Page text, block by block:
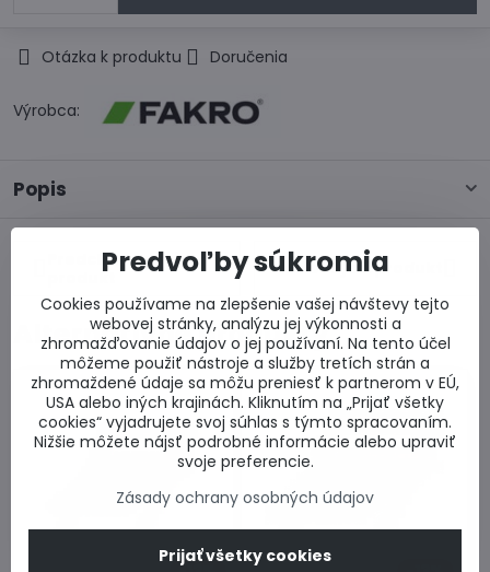
Otázka k produktu Doručenia
Výrobca:
Popis
Predchádzajúci
produkt
Nasledujúci produkt
Alternatívne produkty
Predvoľby súkromia
Cookies používame na zlepšenie vašej návštevy tejto
webovej stránky, analýzu jej výkonnosti a
zhromažďovanie údajov o jej používaní. Na tento účel
môžeme použiť nástroje a služby tretích strán a
zhromaždené údaje sa môžu preniesť k partnerom v EÚ,
USA alebo iných krajinách. Kliknutím na „Prijať všetky
cookies“ vyjadrujete svoj súhlas s týmto spracovaním.
Nižšie môžete nájsť podrobné informácie alebo upraviť
svoje preferencie.
Zásady ochrany osobných údajov
Prijať všetky cookies